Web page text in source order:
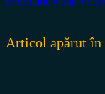
Articol apărut în